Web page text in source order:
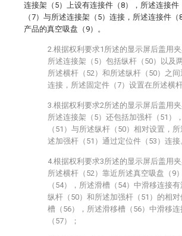
连接架（5）上设有连接件（8），所述连接件
（7）与所述连接架（5）连接，所述连接件
产品的真空吸盘（9）。
2.根据权利要求1所述的显示屏后盖用
所述连接架（5）包括纵杆（50）以及
所述横杆（52）和所述纵杆（50）之间
连接，所述固定件（7）设置在所述横杆
3.根据权利要求2所述的显示屏后盖用
所述连接架（5）还包括加强杆（51）
（51）与所述纵杆（50）相对设置，
述加强杆（51）通过定位件（53）连接
4.根据权利要求3所述的显示屏后盖用
所述横杆（52）靠近所述真空吸盘（9
（54），所述滑槽（54）中滑移连接
纵杆（50）和所述加强杆（51）的相
槽（56），所述滑移槽（56）中滑移
（57）；